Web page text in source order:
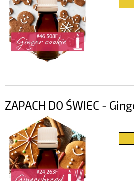
ZAPACH DO ŚWIEC -